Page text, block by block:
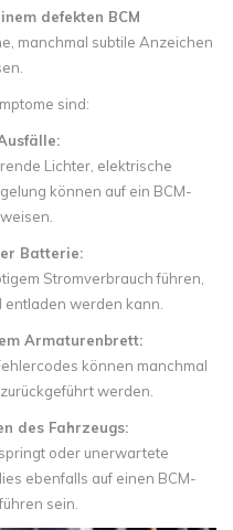
defekten BCM
manchmal subtile Anzeichen
sind:
Lichter, elektrische
können auf ein BCM-
Batterie:
Stromverbrauch führen,
werden kann.
Armaturenbrett:
können manchmal
werden.
des Fahrzeugs:
oder unerwartete
ebenfalls auf einen BCM-
sein.